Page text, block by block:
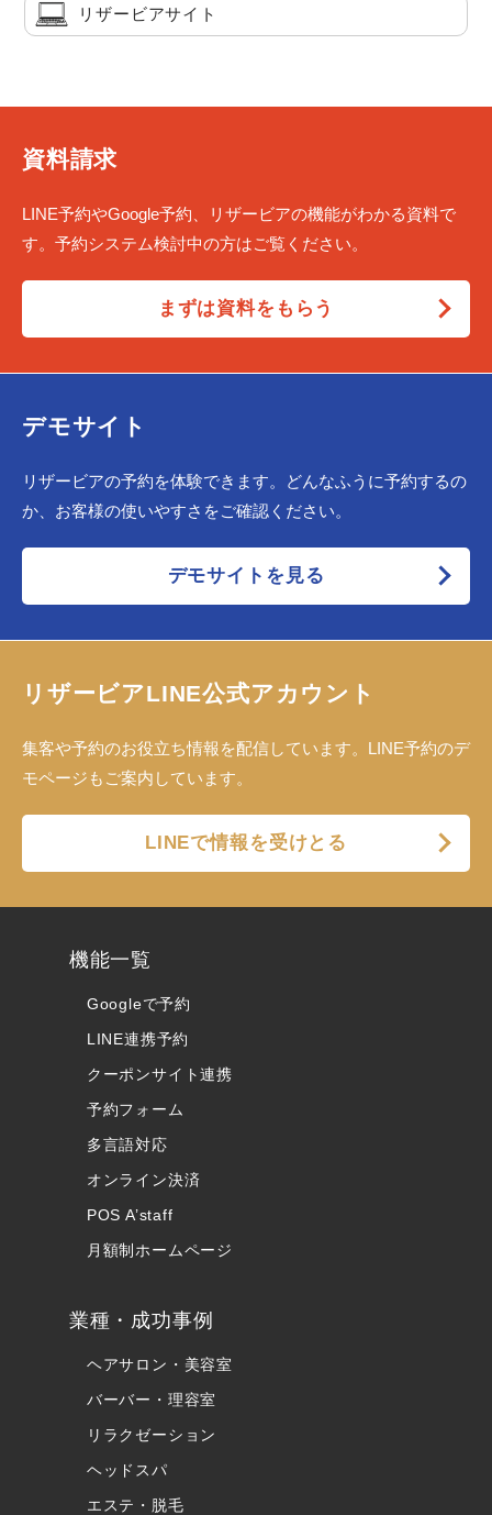
リザービアサイト
資料請求
LINE予約やGoogle予約、リザービアの機能がわかる資料で
す。予約システム検討中の方はご覧ください。
まずは資料をもらう
デモサイト
リザービアの予約を体験できます。どんなふうに予約するの
か、お客様の使いやすさをご確認ください。
デモサイトを見る
リザービアLINE公式アカウント
集客や予約のお役立ち情報を配信しています。LINE予約のデ
モページもご案内しています。
LINEで情報を受けとる
機能一覧
Googleで予約
LINE連携予約
クーポンサイト連携
予約フォーム
多言語対応
オンライン決済
POS A’staff
月額制ホームページ
業種・成功事例
ヘアサロン・美容室
バーバー・理容室
リラクゼーション
ヘッドスパ
エステ・脱毛